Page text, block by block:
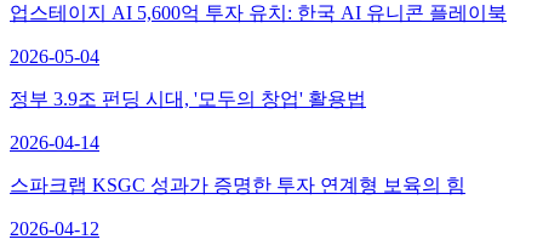
업스테이지 AI 5,600억 투자 유치: 한국 AI 유니콘 플레이북
2026-05-04
정부 3.9조 펀딩 시대, '모두의 창업' 활용법
2026-04-14
스파크랩 KSGC 성과가 증명한 투자 연계형 보육의 힘
2026-04-12